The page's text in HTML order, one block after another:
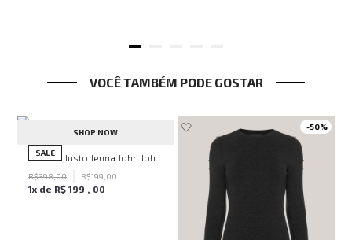
VOCÊ TAMBÉM PODE GOSTAR
SALE
SHOP NOW
R$398,00 R$199 00
1x de R$ 199 , 00
-50%